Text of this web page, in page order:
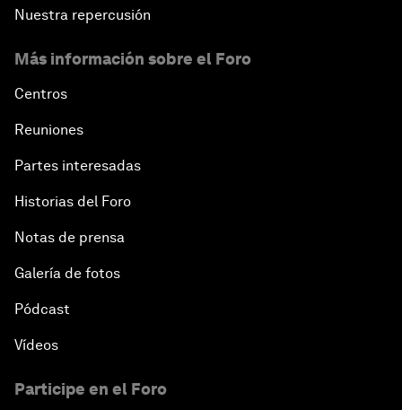
Nuestra repercusión
Más información sobre el Foro
Centros
Reuniones
Partes interesadas
Historias del Foro
Notas de prensa
Galería de fotos
Pódcast
Vídeos
Participe en el Foro